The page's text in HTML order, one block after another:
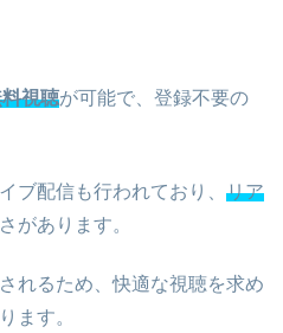
視聴が可能で、登録不要の
ブ配信も行われており、 リア
があります。
れるため、快適な視聴を求め
ます。